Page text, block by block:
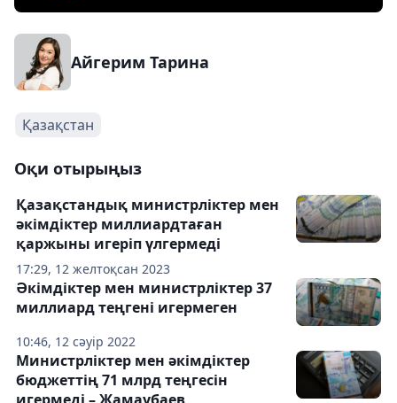
Айгерим Тарина
Қазақстан
Оқи отырыңыз
17:29, 12 желтоқсан 2023
Қазақстандық министрліктер мен
әкімдіктер миллиардтаған
қаржыны игеріп үлгермеді
10:46, 12 сәуір 2022
Әкімдіктер мен министрліктер 37
миллиард теңгені игермеген
Министрліктер мен әкімдіктер
бюджеттің 71 млрд теңгесін
игермеді – Жамаубаев